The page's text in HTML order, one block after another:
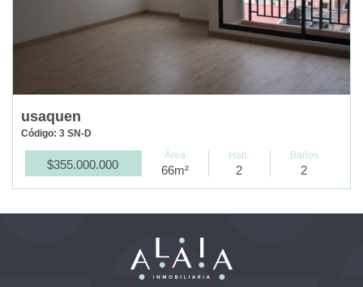
usaquen
Código: 3 SN-D
$355.000.000
Área
66m²
Hab.
2
Baños
2